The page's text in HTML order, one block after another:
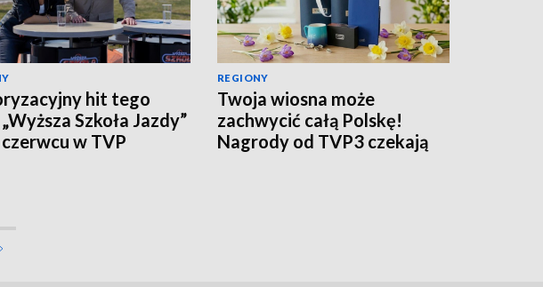
hit tego
Szkoła Jazdy”
w TVP
REGIONY
Twoja wiosna może
zachwycić całą Polskę!
Nagrody od TVP3 czekają